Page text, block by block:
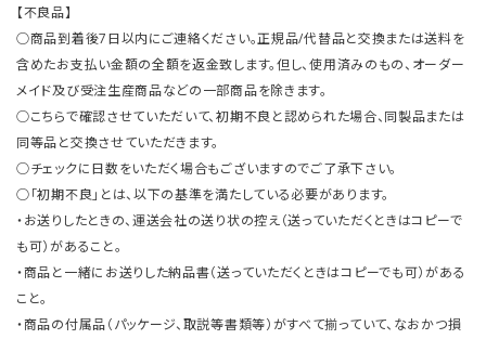
【不良品】
○商品到着後7日以内にご連絡ください。正規品/代替品と交換または送料を
含めたお支払い金額の全額を返金致します。但し、使用済みのもの、オーダー
メイド及び受注生産商品などの一部商品を除きます。
○こちらで確認させていただいて、初期不良と認められた場合、同製品または
同等品と交換させていただきます。
○チェックに日数をいただく場合もございますのでご了承下さい。
○「初期不良」とは、以下の基準を満たしている必要があります。
・お送りしたときの、運送会社の送り状の控え（送っていただくときはコピーで
も可）があること。
・商品と一緒にお送りした納品書（送っていただくときはコピーでも可）がある
こと。
・商品の付属品（パッケージ、取説等書類等）がすべて揃っていて、なおかつ損